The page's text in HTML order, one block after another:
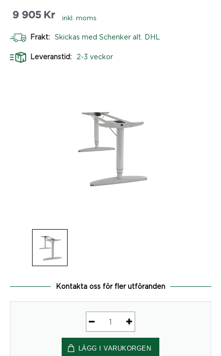
9 905 Kr inkl. moms
Frakt: Skickas med Schenker alt. DHL
Leveranstid: 2-3 veckor
Kontakta oss för fler utföranden
Form2
Sky
LÄGG I VARUKORGEN